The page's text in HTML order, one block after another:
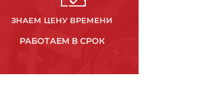
ЗНАЕМ ЦЕНУ ВРЕМЕНИ
РАБОТАЕМ В СРОК